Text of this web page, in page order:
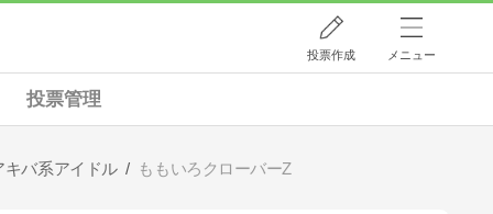
投票作成 メニュー
投票管理
キバ系アイドル ももいろクローバーZ